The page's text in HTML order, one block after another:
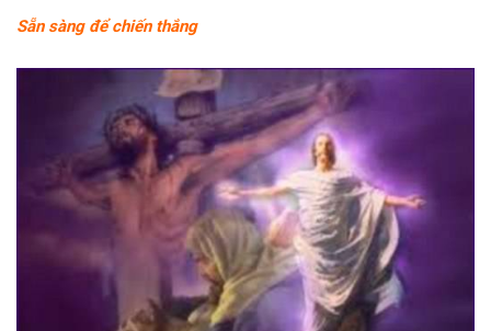
Sẵn sàng để chiến thắng